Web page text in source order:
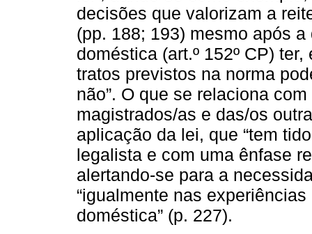
decisões que valorizam a
(pp. 188; 193) mesmo após
doméstica (art.º 152º CP)
tratos previstos na norma
não”. O que se relaciona
magistrados/as e das/os
aplicação da lei, que “tem
legalista e com uma ênfase
alertando-se para a
“igualmente nas
doméstica” (p. 227).